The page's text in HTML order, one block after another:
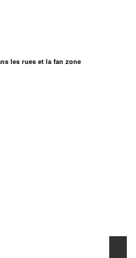
les rues et la fan zone